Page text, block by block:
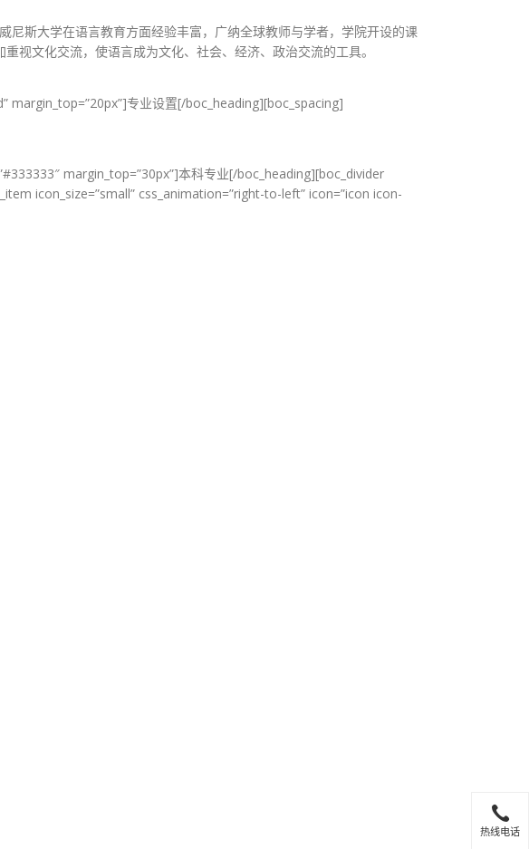
尼斯大学在语言教育方面经验丰富，广纳全球教师与学者，学院开设的课
视文化交流，使语言成为文化、社会、经济、政治交流的工具。
margin_top=”20px”]专业设置[/boc_heading][boc_spacing]
margin_top=”30px”]本科专业[/boc_heading][boc_divider
icon_size=”small” css_animation=”right-to-left” icon=”icon icon-
热线电话